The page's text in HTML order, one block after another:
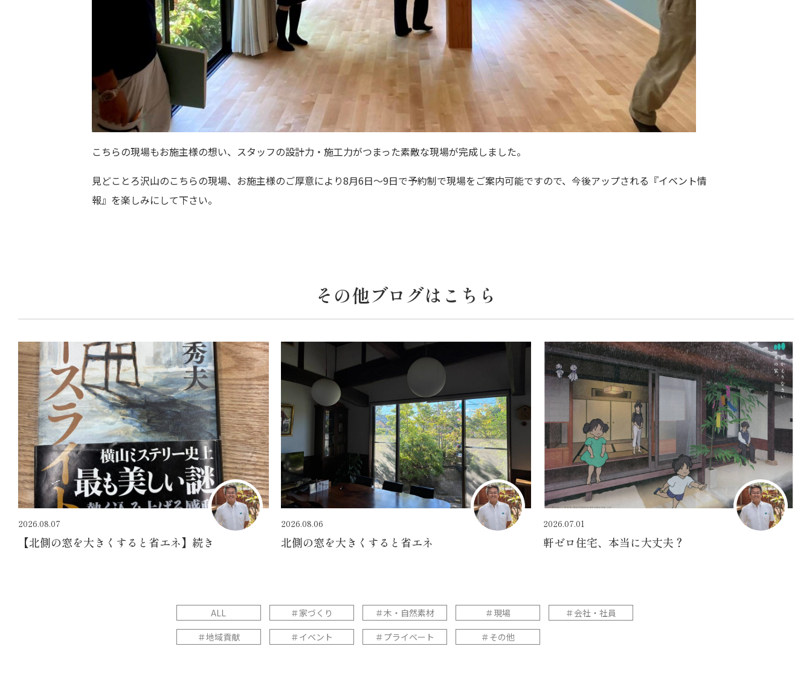
こちらの現場もお施主様の想い、スタッフの設計力・施工力がつまった素敵な現場が完成しました。
見どことろ沢山のこちらの現場、お施主様のご厚意により8月6日～9日で予約制で現場をご案内可能ですので、今後アップされる『イベント情
報』を楽しみにして下さい。
その他ブログはこちら
2026.08.07
【北側の窓を大きくすると省エネ】続き
2026.08.06
北側の窓を大きくすると省エネ
2026.07.01
軒ゼロ住宅、本当に大丈夫？
ALL ＃家づくり ＃木・自然素材 ＃現場
＃会社・社員
＃地域貢献
＃イベント ＃プライベート ＃その他